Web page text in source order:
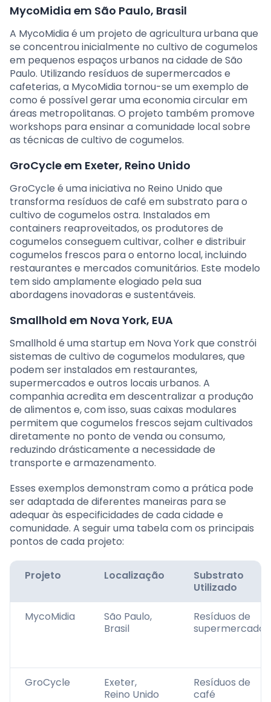
MycoMidia em São Paulo, Brasil
A MycoMidia é um projeto de agricultura urbana que
se concentrou inicialmente no cultivo de cogumelos
em pequenos espaços urbanos na cidade de São
Paulo. Utilizando resíduos de supermercados e
cafeterias, a MycoMidia tornou-se um exemplo de
como é possível gerar uma economia circular em
áreas metropolitanas. O projeto também promove
workshops para ensinar a comunidade local sobre
as técnicas de cultivo de cogumelos.
GroCycle em Exeter, Reino Unido
GroCycle é uma iniciativa no Reino Unido que
transforma resíduos de café em substrato para o
cultivo de cogumelos ostra. Instalados em
containers reaproveitados, os produtores de
cogumelos conseguem cultivar, colher e distribuir
cogumelos frescos para o entorno local, incluindo
restaurantes e mercados comunitários. Este modelo
tem sido amplamente elogiado pela sua
abordagens inovadoras e sustentáveis.
Smallhold em Nova York, EUA
Smallhold é uma startup em Nova York que constrói
sistemas de cultivo de cogumelos modulares, que
podem ser instalados em restaurantes,
supermercados e outros locais urbanos. A
companhia acredita em descentralizar a produção
de alimentos e, com isso, suas caixas modulares
permitem que cogumelos frescos sejam cultivados
diretamente no ponto de venda ou consumo,
reduzindo drásticamente a necessidade de
transporte e armazenamento.
Esses exemplos demonstram como a prática pode
ser adaptada de diferentes maneiras para se
adequar às especificidades de cada cidade e
comunidade. A seguir uma tabela com os principais
pontos de cada projeto:
Projeto Localização
Substrato
Utilizado
MycoMidia
São Paulo,
Brasil
Resíduos de
supermercados
GroCycle
Exeter,
Reino Unido
Resíduos de
café